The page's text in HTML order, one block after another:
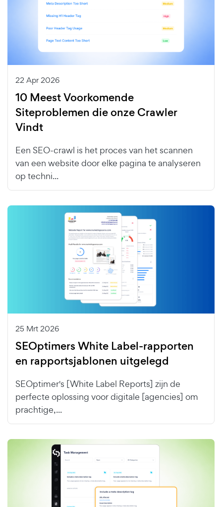
22 Apr 2026
10 Meest Voorkomende
Siteproblemen die onze Crawler
Vindt
Een SEO-crawl is het proces van het scannen
van een website door elke pagina te analyseren
op techni...
25 Mrt 2026
SEOptimers White Label-rapporten
en rapportsjablonen uitgelegd
SEOptimer's [White Label Reports] zijn de
perfecte oplossing voor digitale [agencies] om
prachtige,...